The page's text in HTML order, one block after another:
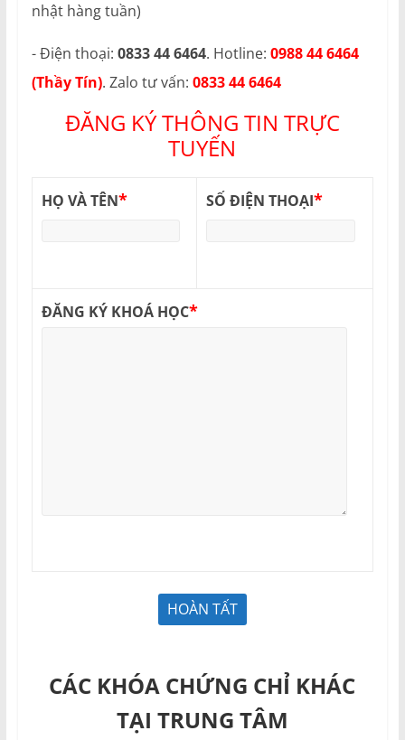
nhật hàng tuần)
- Điện thoại: 0833 44 6464. Hotline: 0988 44 6464
(Thầy Tín). Zalo tư vấn: 0833 44 6464
ĐĂNG KÝ THÔNG TIN TRỰC
TUYẾN
HỌ VÀ TÊN* SỐ ĐIỆN THOẠI*
ĐĂNG KÝ KHOÁ HỌC*
CÁC KHÓA CHỨNG CHỈ KHÁC
TẠI TRUNG TÂM